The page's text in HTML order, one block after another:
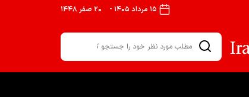
۱۵ مرداد ۱۴۰۵ - ۲۰ صفر ۱۴۴۸